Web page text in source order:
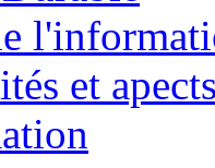
et